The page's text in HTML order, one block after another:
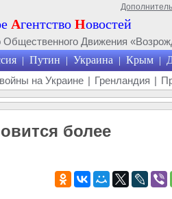
Агентство Новостей
Общественного Движения
| Путин | Украина | Крым |
на Украине | Гренландия |
более